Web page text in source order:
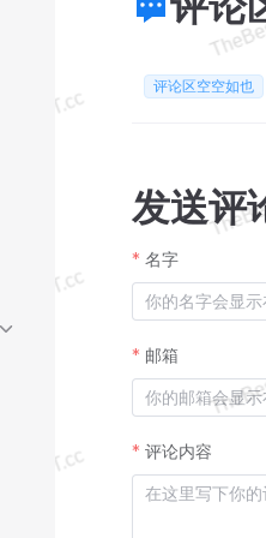
评论区空空如也
发送评
名字
邮箱
评论内容